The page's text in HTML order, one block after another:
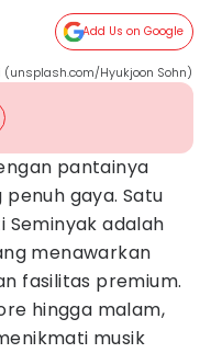
Add Us on Google
Hyukjoon Sohn)
pantainya
gaya. Satu
adalah
menawarkan
fasilitas premium.
hingga malam,
musik